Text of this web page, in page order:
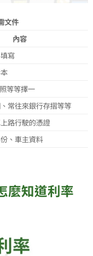
文件
內容
寫
等等擇一
常往來銀行存摺等等
路行駛的憑證
、車主資料
麼知道利率